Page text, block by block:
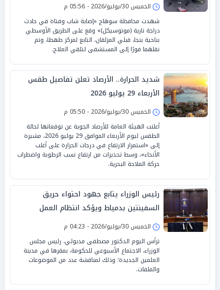
الخميس 30/يوليو/2026 - 05:56 م
شهدت محافظة سوهاج «إصابة شاب وفتاة في حادث
دراجة نارية (موتوسيكل)» وقع على الطريق الأوسطي
بناحية بنجا، قبلي المزلقان، التابع لمركز طهطا، وتم
نقلهما فورًا إلى المستشفى لتلقي العلاج.
شديد الحرارة.. الأرصاد تعلن تفاصيل طقس
الأربعاء 29 يوليو 2026
الخميس 30/يوليو/2026 - 05:50 م
أعلنت الهيئة العامة للأرصاد الجوية عن توقعاتها لحالة
الطقس ليوم الأربعاء الموافق 29 يوليو 2026، مشيرة
إلى «استمرار الارتفاع في درجات الحرارة على أغلب
الأنحاء»، وسط تحذيرات من ارتفاع نسب الرطوبة واضطراب
حركة الملاحة البحرية.
رئيس الوزراء يتابع جهود احتواء حريق
السفينتين بدمياط ويؤكد انتظام العمل
بالميناءالخميس 30/يوليو/2026 - 04:23 م
ترأس اليوم الدكتور مصطفى مدبولي، رئيس مجلس
الوزراء، الاجتماع الأسبوعي للحكومة، بمقرها في مدينة
العلمين الجديدة؛ وذلك لمناقشة عدد من الموضوعات
والملفات.